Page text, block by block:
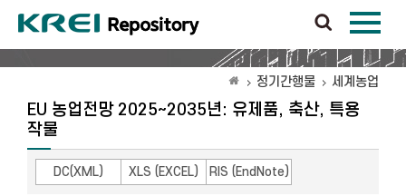
정기간행물 세계농업
EU 농업전망 2025~2035년: 유제품, 축산, 특용
작물
DC(XML) XLS (EXCEL) RIS (EndNote)